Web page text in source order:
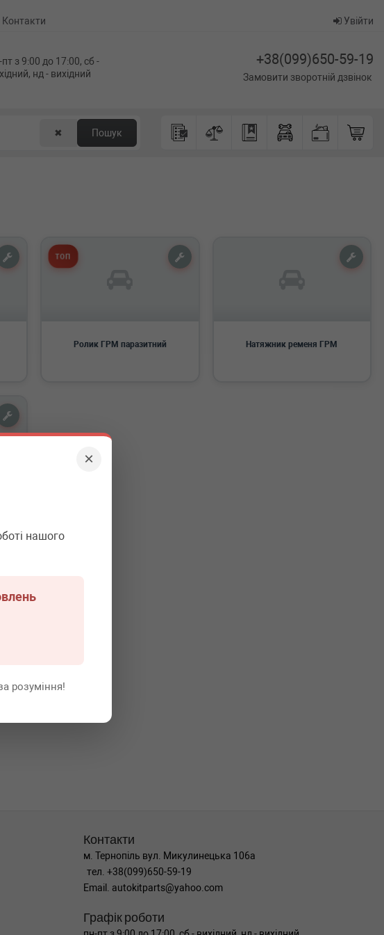
×
нашого
розуміння!
Контакти Увійти
пт з 9:00 до 17:00, сб -
нд - вихідний
+38(099)650-59-19
Замовити зворотній дзвінок
✖ Пошук
ТОП
Ролик ГРМ паразитний Натяжник ременя ГРМ
Контакти
м. Тернопіль вул. Микулинецька 106а
тел. +38(099)650-59-19
Email. autokitparts@yahoo.com
Графік роботи